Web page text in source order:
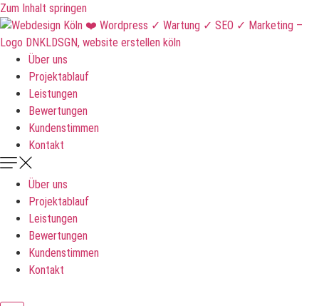
Zum Inhalt springen
Über uns
Projektablauf
Leistungen
Bewertungen
Kundenstimmen
Kontakt
Über uns
Projektablauf
Leistungen
Bewertungen
Kundenstimmen
Kontakt